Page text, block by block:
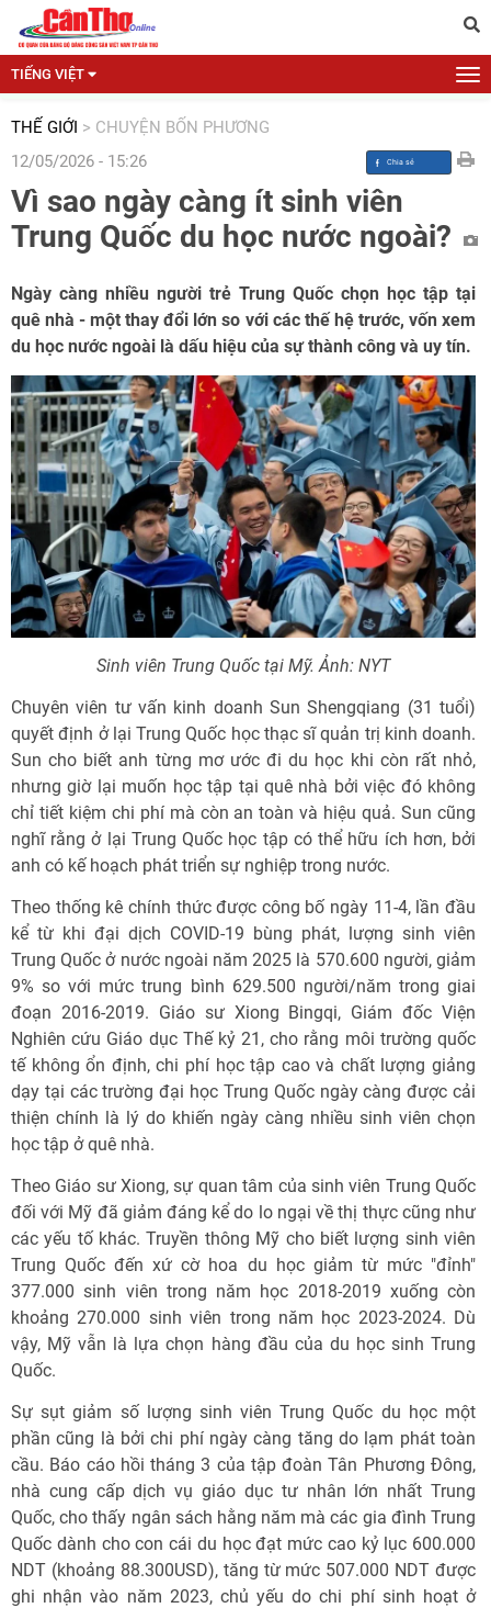
TIẾNG VIỆT
THẾ GIỚI > CHUYỆN BỐN PHƯƠNG
12/05/2026 - 15:26
Vì sao ngày càng ít sinh viên
Trung Quốc du học nước ngoài?
Ngày càng nhiều người trẻ Trung Quốc chọn học tập tại
quê nhà - một thay đổi lớn so với các thế hệ trước, vốn xem
du học nước ngoài là dấu hiệu của sự thành công và uy tín.
Sinh viên Trung Quốc tại Mỹ. Ảnh: NYT
Chuyên viên tư vấn kinh doanh Sun Shengqiang (31 tuổi)
quyết định ở lại Trung Quốc học thạc sĩ quản trị kinh doanh.
Sun cho biết anh từng mơ ước đi du học khi còn rất nhỏ,
nhưng giờ lại muốn học tập tại quê nhà bởi việc đó không
chỉ tiết kiệm chi phí mà còn an toàn và hiệu quả. Sun cũng
nghĩ rằng ở lại Trung Quốc học tập có thể hữu ích hơn, bởi
anh có kế hoạch phát triển sự nghiệp trong nước.
Theo thống kê chính thức được công bố ngày 11-4, lần đầu
kể từ khi đại dịch COVID-19 bùng phát, lượng sinh viên
Trung Quốc ở nước ngoài năm 2025 là 570.600 người, giảm
9% so với mức trung bình 629.500 người/năm trong giai
đoạn 2016-2019. Giáo sư Xiong Bingqi, Giám đốc Viện
Nghiên cứu Giáo dục Thế kỷ 21, cho rằng môi trường quốc
tế không ổn định, chi phí học tập cao và chất lượng giảng
dạy tại các trường đại học Trung Quốc ngày càng được cải
thiện chính là lý do khiến ngày càng nhiều sinh viên chọn
học tập ở quê nhà.
Theo Giáo sư Xiong, sự quan tâm của sinh viên Trung Quốc
đối với Mỹ đã giảm đáng kể do lo ngại về thị thực cũng như
các yếu tố khác. Truyền thông Mỹ cho biết lượng sinh viên
Trung Quốc đến xứ cờ hoa du học giảm từ mức "đỉnh"
377.000 sinh viên trong năm học 2018-2019 xuống còn
khoảng 270.000 sinh viên trong năm học 2023-2024. Dù
vậy, Mỹ vẫn là lựa chọn hàng đầu của du học sinh Trung
Quốc.
Sự sụt giảm số lượng sinh viên Trung Quốc du học một
phần cũng là bởi chi phí ngày càng tăng do lạm phát toàn
cầu. Báo cáo hồi tháng 3 của tập đoàn Tân Phương Đông,
nhà cung cấp dịch vụ giáo dục tư nhân lớn nhất Trung
Quốc, cho thấy ngân sách hằng năm mà các gia đình Trung
Quốc dành cho con cái du học đạt mức cao kỷ lục 600.000
NDT (khoảng 88.300USD), tăng từ mức 507.000 NDT được
ghi nhận vào năm 2023, chủ yếu do chi phí sinh hoạt ở